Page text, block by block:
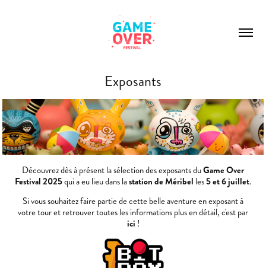
Exposants
Découvrez dès à présent la sélection des exposants duGame Over
Festival 2025qui a eu lieu dans lastation de Méribel les5 et 6 juillet.
Si vous souhaitez faire partiede cette belle aventure en exposant à
votre tour et retrouver toutes les informations plus en détail, c'est par
ici !